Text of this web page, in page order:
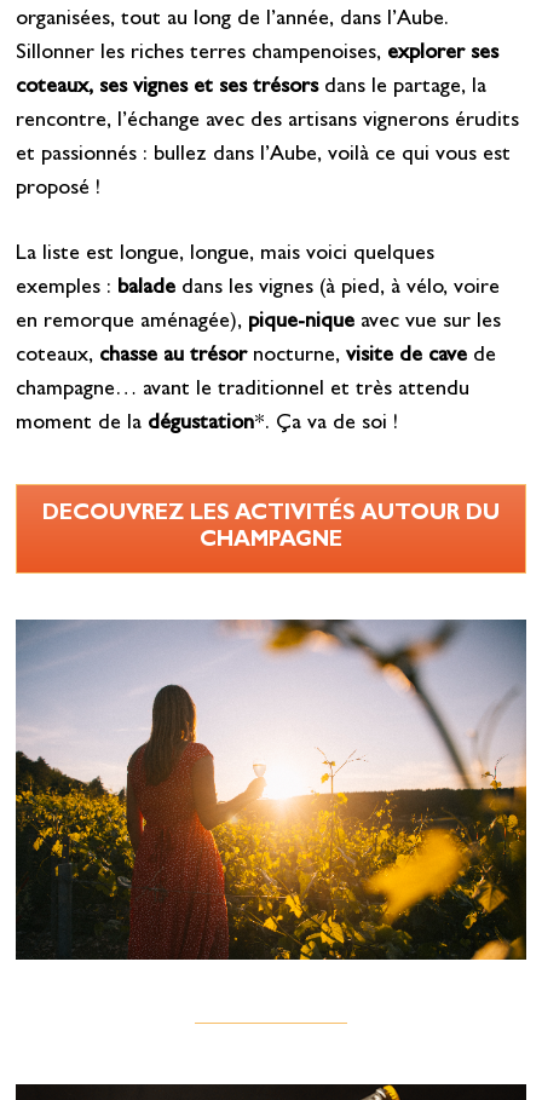
organisées, tout au long de l’année, dans l’Aube.
Sillonner les riches terres champenoises, explorer ses
coteaux, ses vignes et ses trésors dans le partage, la
rencontre, l’échange avec des artisans vignerons érudits
et passionnés : bullez dans l’Aube, voilà ce qui vous est
proposé !
La liste est longue, longue, mais voici quelques
exemples : baladedans les vignes (à pied, à vélo, voire
en remorque aménagée), pique-niqueavec vue sur les
coteaux, chasse au trésornocturne, visite de cavede
champagne… avant le traditionnel et très attendu
moment de la dégustation*. Ça va de soi !
DECOUVREZ LES ACTIVITÉS AUTOUR DU
CHAMPAGNE